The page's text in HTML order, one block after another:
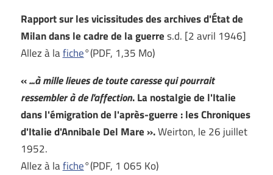
Rapport sur les vicissitudes des archives d'État de
Milan dans le cadre de la guerres.d. [2 avril 1946]
Allez à lafiche°(PDF, 1,35 Mo)
«...à mille lieues de toute caresse qui pourrait
ressembler à de l'affection. La nostalgie de l'Italie
dans l'émigration de l'après-guerre : les Chroniques
d'Italie d'Annibale Del Mare ».Weirton, le 26 juillet
1952.
Allez à lafiche°(PDF, 1 065 Ko)